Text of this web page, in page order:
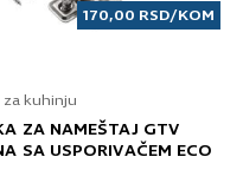
170,00 RSD/KOM
za kuhinju
ZA NAMEŠTAJ GTV
SA USPORIVAČEM ECO